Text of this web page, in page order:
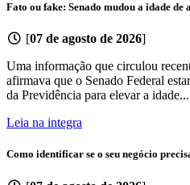
Fato ou fake: Senado mudou a idade de
[07 de agosto de 2026]
Uma informação que circulou
afirmava que o Senado Federal
da Previdência para elevar a idade...
Leia na integra
Como identificar se o seu negócio